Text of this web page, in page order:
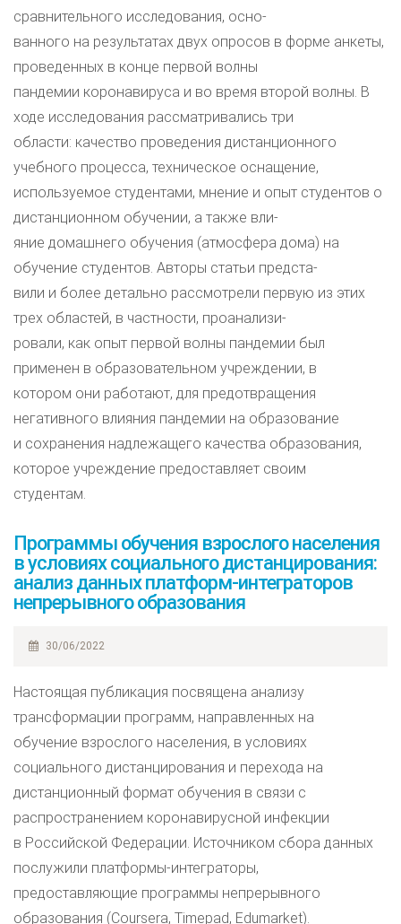
сравнительного исследования, осно-
ванного на результатах двух опросов в форме анкеты,
проведенных в конце первой волны
пандемии коронавируса и во время второй волны. В
ходе исследования рассматривались три
области: качество проведения дистанционного
учебного процесса, техническое оснащение,
используемое студентами, мнение и опыт студентов о
дистанционном обучении, а также вли-
яние домашнего обучения (атмосфера дома) на
обучение студентов. Авторы статьи предста-
вили и более детально рассмотрели первую из этих
трех областей, в частности, проанализи-
ровали, как опыт первой волны пандемии был
применен в образовательном учреждении, в
котором они работают, для предотвращения
негативного влияния пандемии на образование
и сохранения надлежащего качества образования,
которое учреждение предоставляет своим
студентам.
Программы обучения взрослого населения
в условиях социального дистанцирования:
анализ данных платформ-интеграторов
непрерывного образования
30/06/2022
Настоящая публикация посвящена анализу
трансформации программ, направленных на
обучение взрослого населения, в условиях
социального дистанцирования и перехода на
дистанционный формат обучения в связи с
распространением коронавирусной инфекции
в Российской Федерации. Источником сбора данных
послужили платформы-интеграторы,
предоставляющие программы непрерывного
образования (Coursera, Timepad, Edumarket).